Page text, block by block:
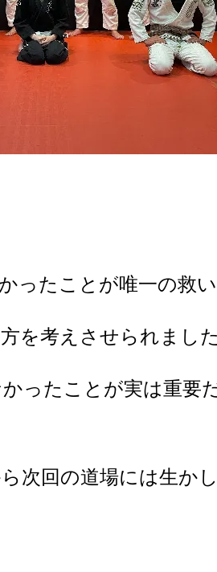
ったことが唯一の救
を考えさせられまし
ったことが実は重要
次回の道場には生か